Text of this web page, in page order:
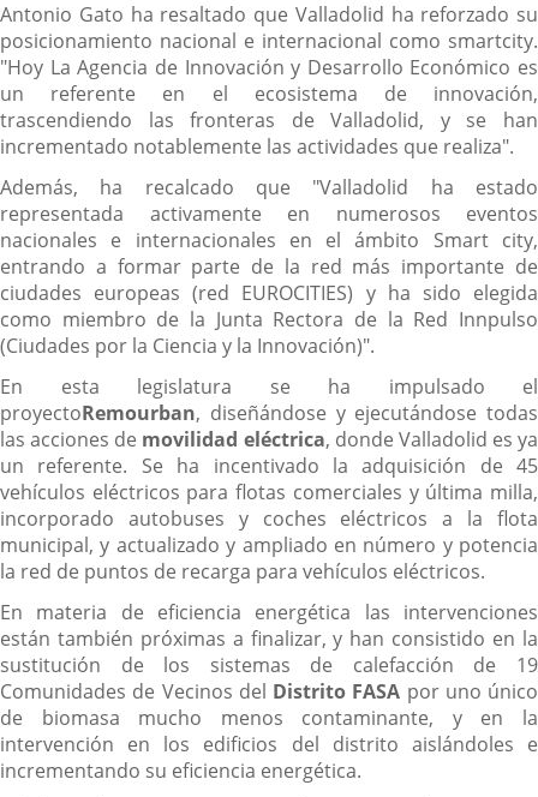
Antonio Gato ha resaltado que Valladolid ha reforzado su
posicionamiento nacional e internacional como smartcity.
"Hoy La Agencia de Innovación y Desarrollo Económico es
un referente en el ecosistema de innovación,
trascendiendo las fronteras de Valladolid, y se han
incrementado notablemente las actividades que realiza".
Además, ha recalcado que "Valladolid ha estado
representada activamente en numerosos eventos
nacionales e internacionales en el ámbito Smart city,
entrando a formar parte de la red más importante de
ciudades europeas (red EUROCITIES) y ha sido elegida
como miembro de la Junta Rectora de la Red Innpulso
(Ciudades por la Ciencia y la Innovación)".
En esta legislatura se ha impulsado el
proyectoRemourban, diseñándose y ejecutándose todas
las acciones de movilidad eléctrica, donde Valladolid es ya
un referente. Se ha incentivado la adquisición de 45
vehículos eléctricos para flotas comerciales y última milla,
incorporado autobuses y coches eléctricos a la flota
municipal, y actualizado y ampliado en número y potencia
la red de puntos de recarga para vehículos eléctricos.
En materia de eficiencia energética las intervenciones
están también próximas a finalizar, y han consistido en la
sustitución de los sistemas de calefacción de 19
Comunidades de Vecinos del Distrito FASA por uno único
de biomasa mucho menos contaminante, y en la
intervención en los edificios del distrito aislándoles e
incrementando su eficiencia energética.